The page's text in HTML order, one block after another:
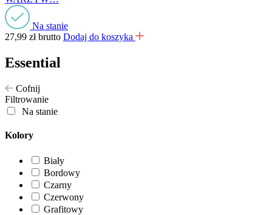
Na stanie
27,99 zł brutto Dodaj do koszyka
Essential
Cofnij
Filtrowanie
Na stanie
Kolory
Biały
Bordowy
Czarny
Czerwony
Grafitowy